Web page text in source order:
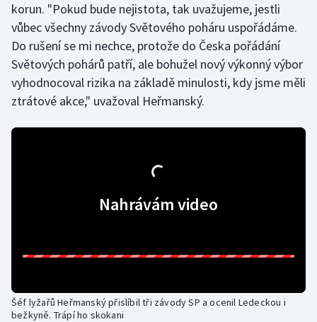
Moderní pětiboj
Motorsport
Olympijské hry
Parasport
Plážový volejbal
Rychlostní kanoistika
korun. "Pokud bude nejistota, tak uvažujeme, jestli
vůbec všechny závody Světového poháru uspořádáme.
Do rušení se mi nechce, protože do Česka pořádání
Světových pohárů patří, ale bohužel nový výkonný výbor
vyhodnocoval rizika na základě minulosti, kdy jsme měli
ztrátové akce," uvažoval Heřmanský.
Nahrávám video
Šéf lyžařů Heřmanský přislíbil tři závody SP a ocenil Ledeckou i
bežkyně. Trápí ho skokani